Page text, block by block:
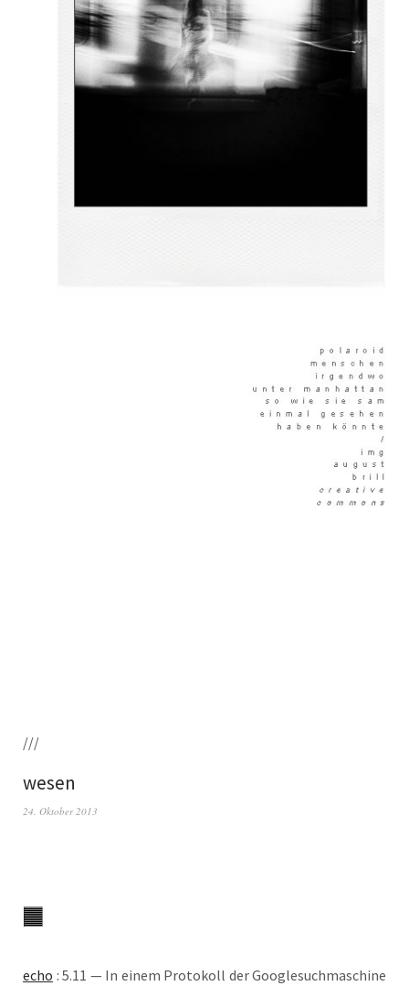
///
wesen
24. Oktober 2013
echo : 5.11 — In einem Pro­to­koll der Google­such­ma­schine